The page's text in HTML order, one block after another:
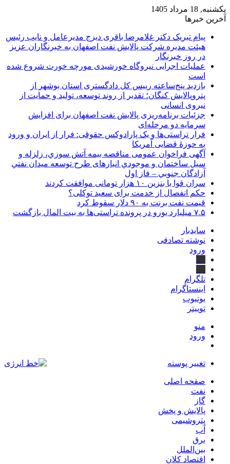
یکشنبه, 18 مرداد 1405
آخرین خبرها
پیام تبریک دکتر غلامرضا باقری دیزج مدیرعامل و نایب رئیس
هیئت مدیره شرکت پالایش نفت اصفهان به خبرنگاران عزیز
در روز خبرنگار
عملیات اجرایی نیروگاه خورشیدی مورچه خورت شروع شده
است
بازدید پنج‌ساعته رییس کل دادگستری استان بوشهر از
پتروپالایش کنگان؛ تقدیر از روند توسعه، تولید و حمایت از
نیروی انسانی
جزئیات برنامه‌ریزی پالایش نفت اصفهان برای افزایش
سرمایه دو مرحله‌ای
فرار تراستی‌ها و یک پارادوکس حقوقی: فرار از ایران و ورود
به حوزۀ قضایی آمریکا
آگهی فراخوان عمومی مناقصه بيمه آتش سوزي، زلزله و
سیل ساختمان و موجودي انبارهای طرح توسعه ميدان نفتي
آزادگان جنوبي – فاز اول
سران قوا با بنزین ۱۰ هزار تومانی موافقت کردند
حکم انفصال از خدمت برای سعید توکلی؟
قیمت نفت برنت به ۹۰ دلار سقوط کرد
۷.۵ میلیارد یورو در پرونده تراستی‌ها به بیت المال بازگشت
سایدبار
نوشته تصادفی
ورود
تلگرام
اینستاگرام
یوتیوب
توییتر
منو
ورود
تغییر پوسته
صفحه اصلی
نفت
گاز
پالایش و پخش
پتروشیمی
آب
برق
بین‌الملل
اقتصاد کلان